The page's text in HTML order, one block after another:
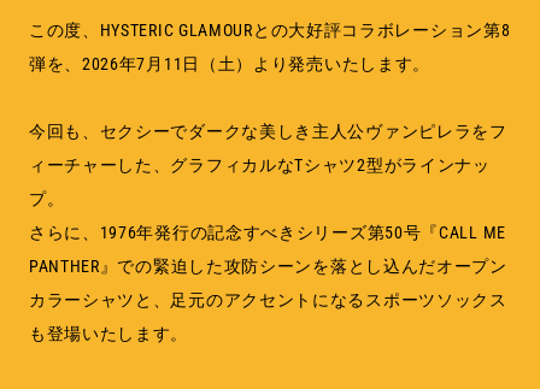
この度、HYSTERIC GLAMOURとの大好評コラボレーション第8
弾を、2026年7月11日（土）より発売いたします。
今回も、セクシーでダークな美しき主人公ヴァンピレラをフ
ィーチャーした、グラフィカルなTシャツ2型がラインナッ
プ。
さらに、1976年発行の記念すべきシリーズ第50号『CALL ME
PANTHER』での緊迫した攻防シーンを落とし込んだオープン
カラーシャツと、足元のアクセントになるスポーツソックス
も登場いたします。